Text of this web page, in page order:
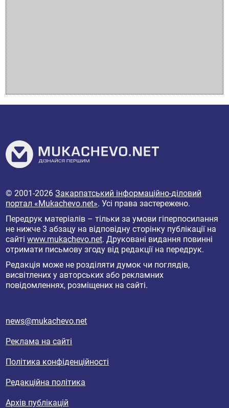
© 2001-2026Закарпатський інформаційно-діловий
портал «Mukachevo.net». Усі права застережено.
Передрук матеріалів – тільки за умови гіперпосилання
не нижче 3 абзацу на відповідну сторінку публікації на
сайтіwww.mukachevo.net. Друковані видання повинні
отримати письмову згоду від редакції на передрук.
Редакція може не розділяти думок чи поглядів,
висвітлених у авторських або рекламних
повідомленнях, розміщених на сайті.
news@mukachevo.net
Реклама на сайті
Політика конфіденційності
Редакційна політика
Архів публікацій